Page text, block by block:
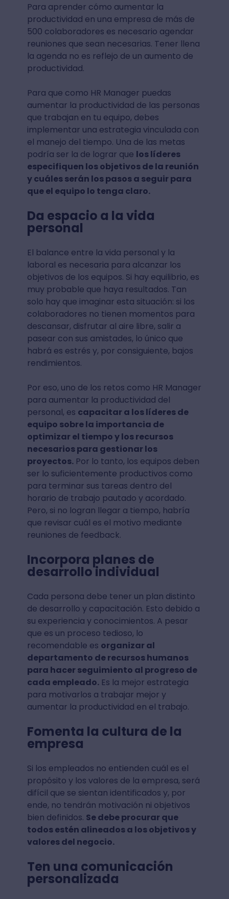
Para aprender cómo aumentar la
productividad en una empresa de más de
500 colaboradores es necesario agendar
reuniones que sean necesarias. Tener llena
la agenda no es reflejo de un aumento de
productividad.
Para que como HR Manager puedas
aumentar la productividad de las personas
que trabajan en tu equipo, debes
implementar una estrategia vinculada con
el manejo del tiempo. Una de las metas
podría ser la de lograr que los líderes
especifiquen los objetivos de la reunión
y cuáles serán los pasos a seguir para
que el equipo lo tenga claro.
Da espacio a la vida
personal
El balance entre la vida personal y la
laboral es necesaria para alcanzar los
objetivos de los equipos. Si hay equilibrio, es
muy probable que haya resultados. Tan
solo hay que imaginar esta situación: si los
colaboradores no tienen momentos para
descansar, disfrutar al aire libre, salir a
pasear con sus amistades, lo único que
habrá es estrés y, por consiguiente, bajos
rendimientos.
Por eso, uno de los retos como HR Manager
para aumentar la productividad del
personal, es capacitar a los líderes de
equipo sobre la importancia de
optimizar el tiempo y los recursos
necesarios para gestionar los
proyectos.Por lo tanto, los equipos deben
ser lo suficientemente productivos como
para terminar sus tareas dentro del
horario de trabajo pautado y acordado.
Pero, si no logran llegar a tiempo, habría
que revisar cuál es el motivo mediante
reuniones de feedback.
Incorpora planes de
desarrollo individual
Cada persona debe tener un plan distinto
de desarrollo y capacitación. Esto debido a
su experiencia y conocimientos. A pesar
que es un proceso tedioso, lo
recomendable es organizar al
departamento de recursos humanos
para hacer seguimiento al progreso de
cada empleado.Es la mejor estrategia
para motivarlos a trabajar mejor y
aumentar la productividad en el trabajo.
Fomenta la cultura de la
empresa
Si los empleados no entienden cuál es el
propósito y los valores de la empresa, será
difícil que se sientan identificados y, por
ende, no tendrán motivación ni objetivos
bien definidos. Se debe procurar que
todos estén alineados a los objetivos y
valores del negocio.
Ten una comunicación
personalizada